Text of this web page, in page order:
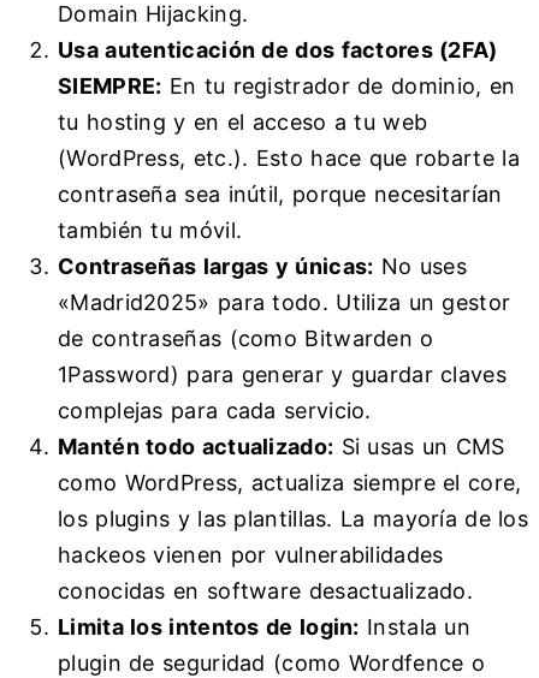
Domain Hijacking.
Usa autenticación de dos factores (2FA)
SIEMPRE: En tu registrador de dominio, en
tu hosting y en el acceso a tu web
(WordPress, etc.). Esto hace que robarte la
contraseña sea inútil, porque necesitarían
también tu móvil.
Contraseñas largas y únicas: No uses
«Madrid2025» para todo. Utiliza un gestor
de contraseñas (como Bitwarden o
1Password) para generar y guardar claves
complejas para cada servicio.
Mantén todo actualizado: Si usas un CMS
como WordPress, actualiza siempre el core,
los plugins y las plantillas. La mayoría de los
hackeos vienen por vulnerabilidades
conocidas en software desactualizado.
Limita los intentos de login: Instala un
plugin de seguridad (como Wordfence o